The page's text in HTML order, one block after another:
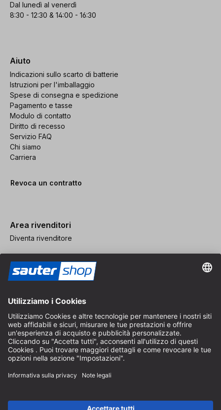
Dal lunedì al venerdì
8:30 - 12:30 & 14:00 - 16:30
Aiuto
Indicazioni sullo scarto di batterie
Istruzioni per l'imballaggio
Spese di consegna e spedizione
Pagamento e tasse
Modulo di contatto
Diritto di recesso
Servizio FAQ
Chi siamo
Carriera
Revoca un contratto
Area rivenditori
Diventa rivenditore
CGV
Protezione dei Dati
Impostazioni dei Cookie
della Germania per pacchi di dimensioni standard, esclusi articoli